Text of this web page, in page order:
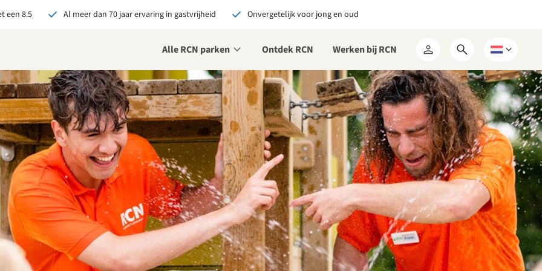
een 8.5 Al meer dan 70 jaar ervaring in gastvrijheid Onvergetelijk voor jong en oud
Alle RCN parken Ontdek RCN Werken bij RCN
Mijn
RCN
Open
zoekformulier
Kies
een
taal